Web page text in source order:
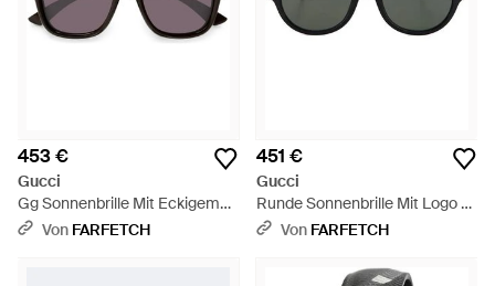
453 €
Gucci
Gg Sonnenbrille Mit Eckigem
Gestell - Schwarz
Von FARFETCH
451 €
Gucci
Runde Sonnenbrille Mit Logo -
Schwarz
Von FARFETCH